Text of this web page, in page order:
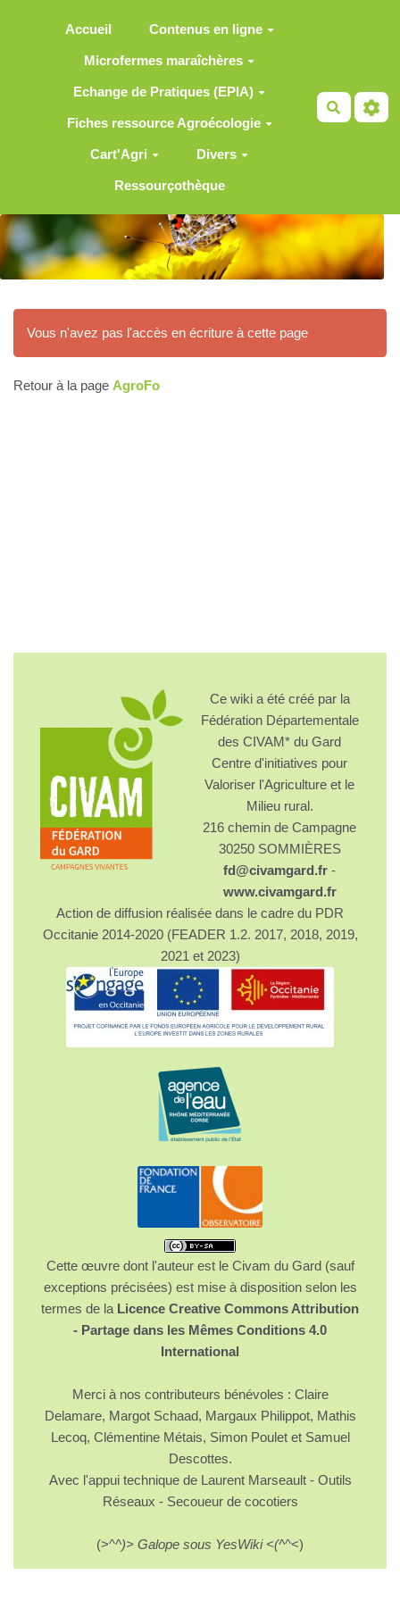
Accueil Contenus en ligne
Microfermes maraîchères
Echange de Pratiques (EPIA)
Fiches ressource Agroécologie
Cart'Agri Divers
Ressourçothèque
Vous n'avez pas l'accès en écriture à cette page
Retour à la page AgroFo
Ce wiki a été créé par la
Fédération Départementale
des CIVAM* du Gard
Centre d'initiatives pour
Valoriser l'Agriculture et le
Milieu rural.
216 chemin de Campagne
30250 SOMMIÈRES
fd@civamgard.fr -
www.civamgard.fr
Action de diffusion réalisée dans le cadre du PDR
Occitanie 2014-2020 (FEADER 1.2. 2017, 2018, 2019,
2021 et 2023)
Cette œuvre dont l'auteur est le Civam du Gard (sauf
exceptions précisées) est mise à disposition selon les
termes de la Licence Creative Commons Attribution
- Partage dans les Mêmes Conditions 4.0
International
Merci à nos contributeurs bénévoles : Claire
Delamare, Margot Schaad, Margaux Philippot, Mathis
Lecoq, Clémentine Métais, Simon Poulet et Samuel
Descottes.
Avec l'appui technique de Laurent Marseault - Outils
Réseaux - Secoueur de cocotiers
(>^^)> Galope sous YesWiki <(^^<)